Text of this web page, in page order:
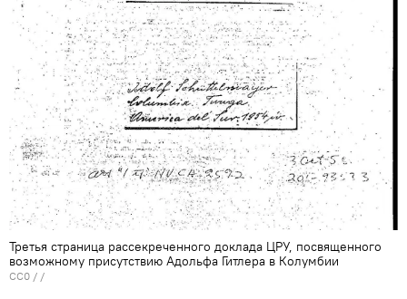
Третья страница рассекреченного доклада ЦРУ, посвященного
возможному присутствию Адольфа Гитлера в Колумбии
CC0 / /